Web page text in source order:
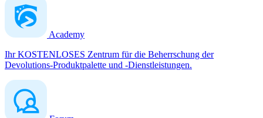
Academy
Ihr KOSTENLOSES Zentrum für die Beherrschung der
Devolutions-Produktpalette und -Dienstleistungen.